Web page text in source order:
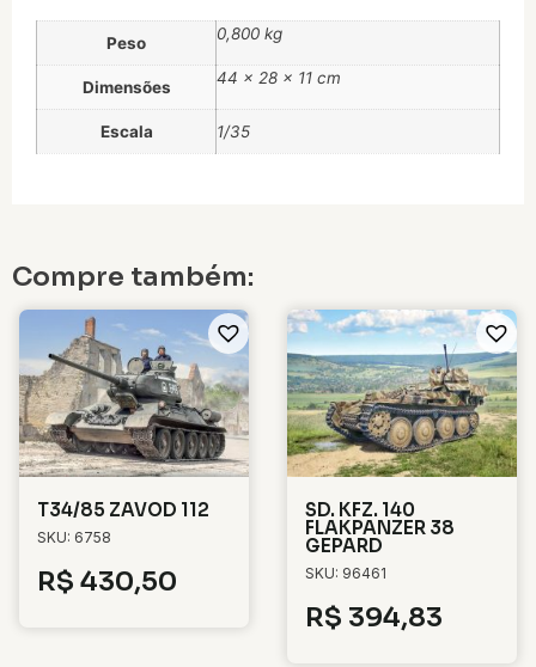
Peso 0,800 kg
Dimensões 44 × 28 × 11 cm
Escala 1/35
Compre também:
T34/85 ZAVOD 112
SKU: 6758
R$ 430,50
SD. KFZ. 140
FLAKPANZER 38
GEPARD
SKU: 96461
R$ 394,83